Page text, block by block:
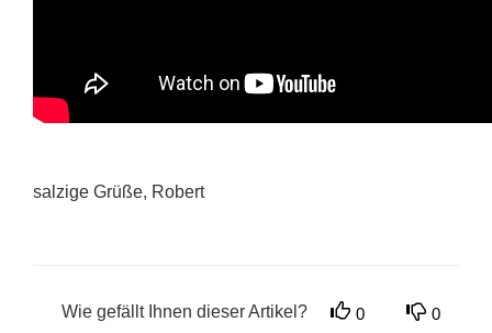
salzige Grüße, Robert
Wie gefällt Ihnen dieser Artikel? 0 0